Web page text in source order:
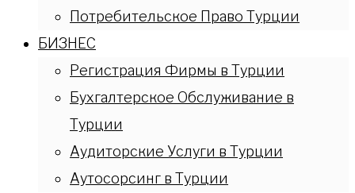
Потребительское Право Турции
БИЗНЕС
Регистрация Фирмы в Турции
Бухгалтерское Обслуживание в
Турции
Аудиторские Услуги в Турции
Аутосорсинг в Турции